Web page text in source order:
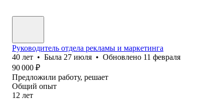
Руководитель отдела рекламы и маркетинга
40 лет • Была 27 июля • Обновлено 11 февраля
90 000 ₽
Предложили работу, решает
Общий опыт
12 лет